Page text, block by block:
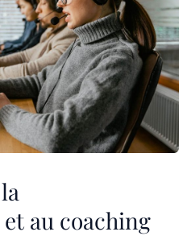
au coaching